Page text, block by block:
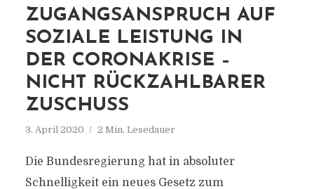
ZUGANGSANSPRUCH AUF
SOZIALE LEISTUNG IN
DER CORONAKRISE –
NICHT RÜCKZAHLBARER
ZUSCHUSS
3. April 2020 2 Min. Lesedauer
Die Bundesregierung hat in absoluter
Schnelligkeit ein neues Gesetz zum